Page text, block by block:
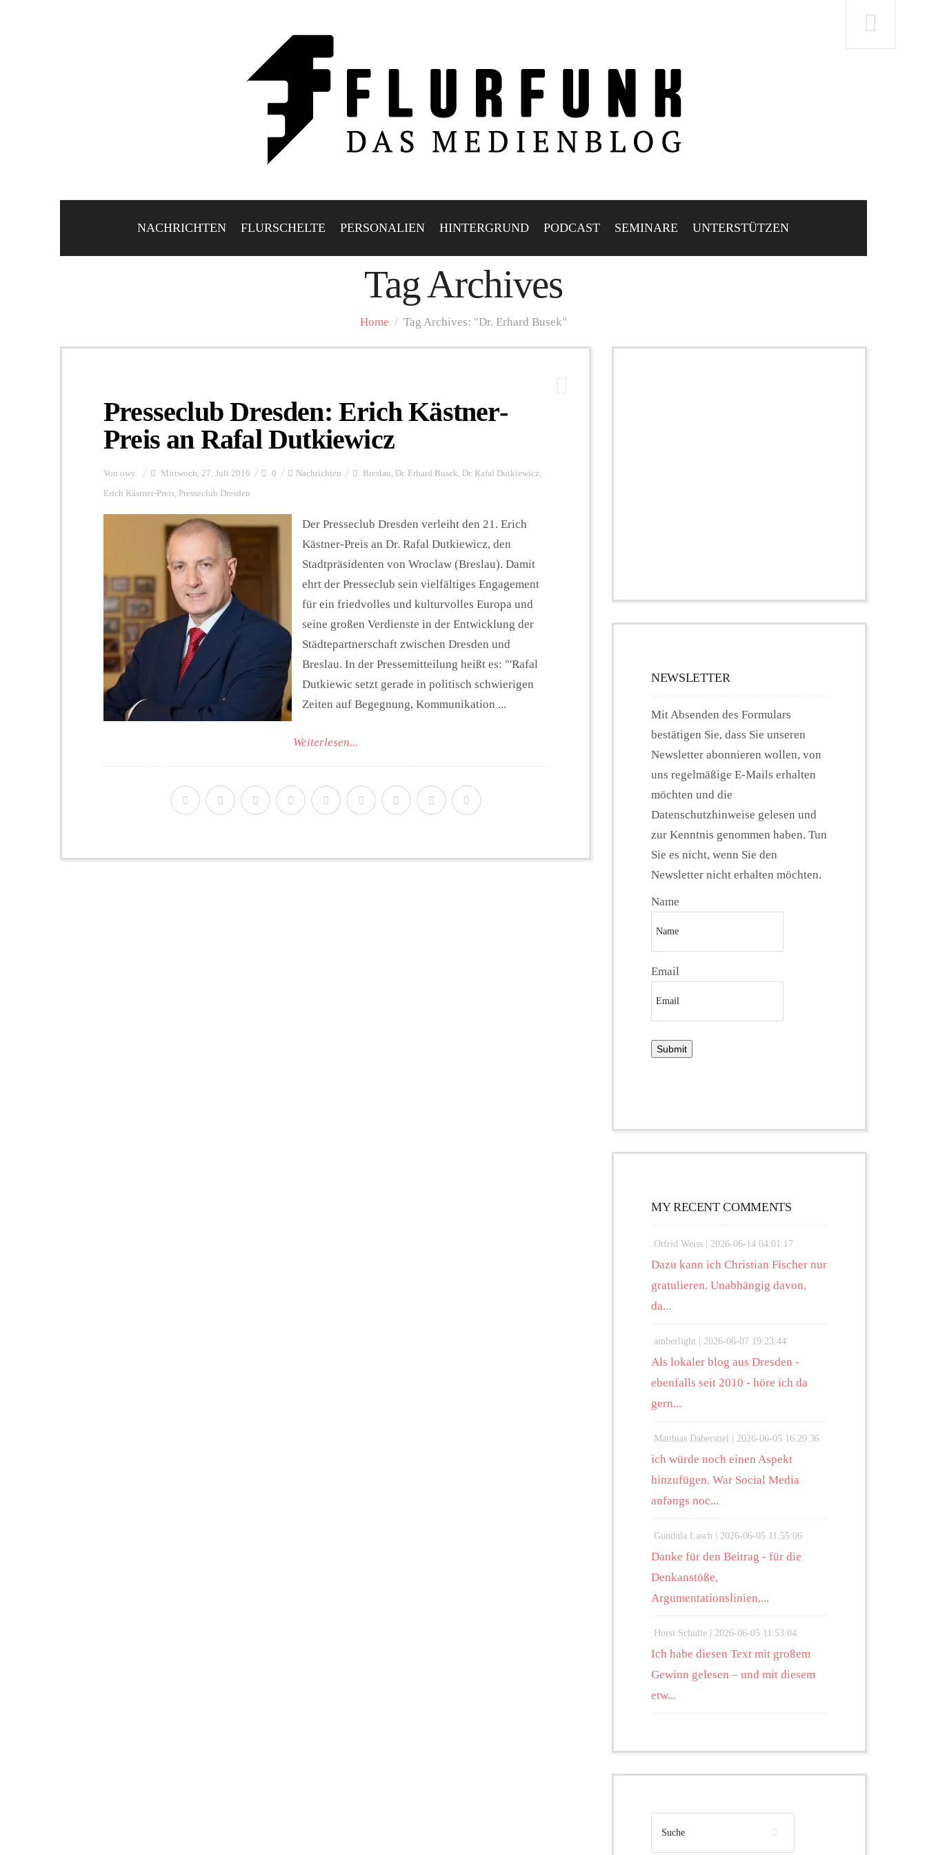
NACHRICHTEN FLURSCHELTE PERSONALIEN HINTERGRUND PODCAST SEMINARE UNTERSTÜTZEN
Tag Archives
Home / Tag Archives: "Dr. Erhard Busek"
Presseclub Dresden: Erich Kästner-
Preis an Rafal Dutkiewicz
Von owy Mittwoch, 27. Juli 2016 0 Nachrichten Breslau, Dr. Erhard Busek, Dr. Rafal Dutkiewicz,
Erich Kästner-Preis, Presseclub Dresden
Der Presseclub Dresden verleiht den 21. Erich
Kästner-Preis an Dr. Rafal Dutkiewicz, den
Stadtpräsidenten von Wroclaw (Breslau). Damit
ehrt der Presseclub sein vielfältiges Engagement
für ein friedvolles und kulturvolles Europa und
seine großen Verdienste in der Entwicklung der
Städtepartnerschaft zwischen Dresden und
Breslau. In der Pressemitteilung heißt es: "'Rafal
Dutkiewic setzt gerade in politisch schwierigen
Zeiten auf Begegnung, Kommunikation ...
Weiterlesen...
NEWSLETTER
Mit Absenden des Formulars
bestätigen Sie, dass Sie unseren
Newsletter abonnieren wollen, von
uns regelmäßige E-Mails erhalten
möchten und die
Datenschutzhinweise gelesen und
zur Kenntnis genommen haben. Tun
Sie es nicht, wenn Sie den
Newsletter nicht erhalten möchten.
Name
Email
MY RECENT COMMENTS
Otfrid Weiss | 2026-06-14 04:01:17
Dazu kann ich Christian Fischer nur
gratulieren. Unabhängig davon,
da...
amberlight | 2026-06-07 19:23:44
Als lokaler blog aus Dresden -
ebenfalls seit 2010 - höre ich da
gern...
Matthias Daberstiel | 2026-06-05 16:29:36
ich würde noch einen Aspekt
hinzufügen. War Social Media
anfangs noc...
Gundula Lasch | 2026-06-05 11:55:06
Danke für den Beitrag - für die
Denkanstöße,
Argumentationslinien,...
Horst Schulte | 2026-06-05 11:53:04
Ich habe diesen Text mit großem
Gewinn gelesen – und mit diesem
etw...